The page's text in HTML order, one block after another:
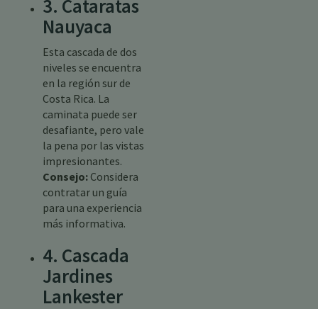
3. Cataratas
Nauyaca
Esta cascada de dos
niveles se encuentra
en la región sur de
Costa Rica. La
caminata puede ser
desafiante, pero vale
la pena por las vistas
impresionantes.
Consejo: Considera
contratar un guía
para una experiencia
más informativa.
4. Cascada
Jardines
Lankester